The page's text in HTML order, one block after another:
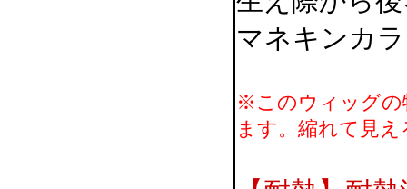
マネキンカ
※このウィッグの
ます。縮れて見